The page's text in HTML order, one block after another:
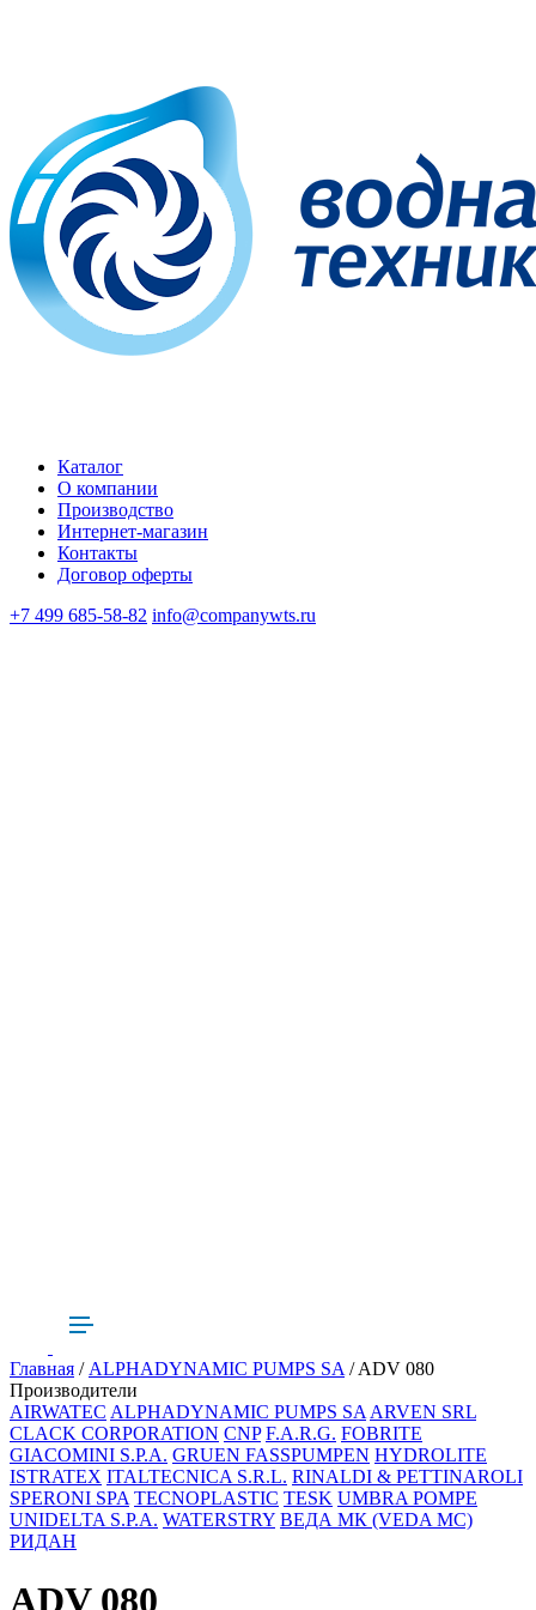
Каталог
О компании
Производство
Интернет-магазин
Контакты
Договор оферты
+7 499 685-58-82 info@companywts.ru
Главная /ALPHADYNAMIC PUMPS SA/ ADV 080
Производители
AIRWATEC ALPHADYNAMIC PUMPS SAARVEN SRL
CLACK CORPORATION CNP F.A.R.G. FOBRITE
GIACOMINI S.P.A. GRUEN FASSPUMPEN HYDROLITE
ISTRATEX ITALTECNICA S.R.L. RINALDI & PETTINAROLI
SPERONI SPA TECNOPLASTIC TESK UMBRA POMPE
UNIDELTA S.P.A. WATERSTRY ВЕДА МК (VEDA MC)
РИДАН
ADV 080